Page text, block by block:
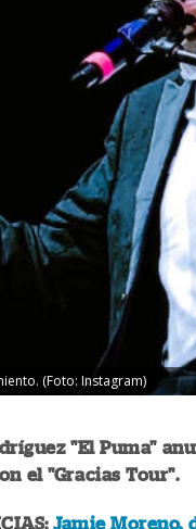
(Foto: Instagram)
"El Puma"
el "Gracias Tour".
Jamie Moreno,